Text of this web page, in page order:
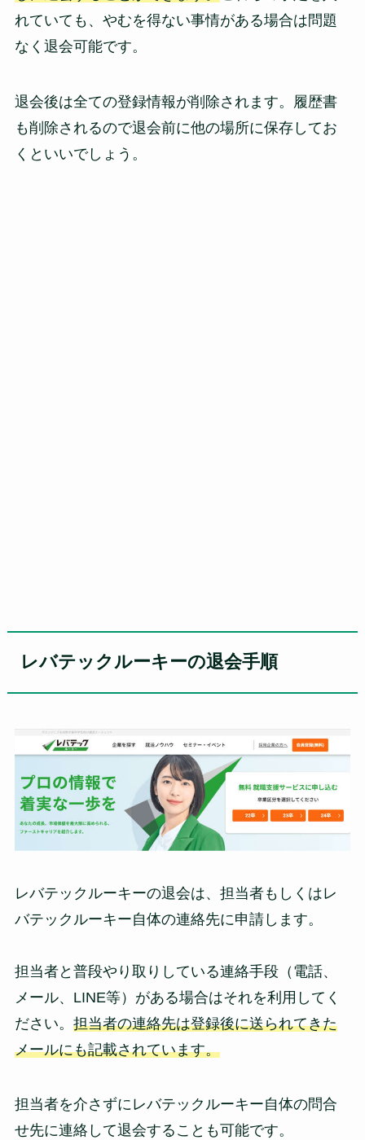
れていても、やむを得ない事情がある場合は問題
なく退会可能です。
退会後は全ての登録情報が削除されます。履歴書
も削除されるので退会前に他の場所に保存してお
くといいでしょう。
レバテックルーキーの退会手順
レバテックルーキーの退会は、担当者もしくはレ
バテックルーキー自体の連絡先に申請します。
担当者と普段やり取りしている連絡手段（電話、
メール、LINE等）がある場合はそれを利用してく
ださい。 担当者の連絡先は登録後に送られてきた
メールにも記載されています。
担当者を介さずにレバテックルーキー自体の問合
せ先に連絡して退会することも可能です。